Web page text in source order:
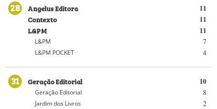
28 11
Angelus Editora
11
Contexto
11
L&PM
7
L&PM
4
L&PM POCKET
31 10
Geração Editorial
8
Geração Editorial
2
Jardim dos Livros